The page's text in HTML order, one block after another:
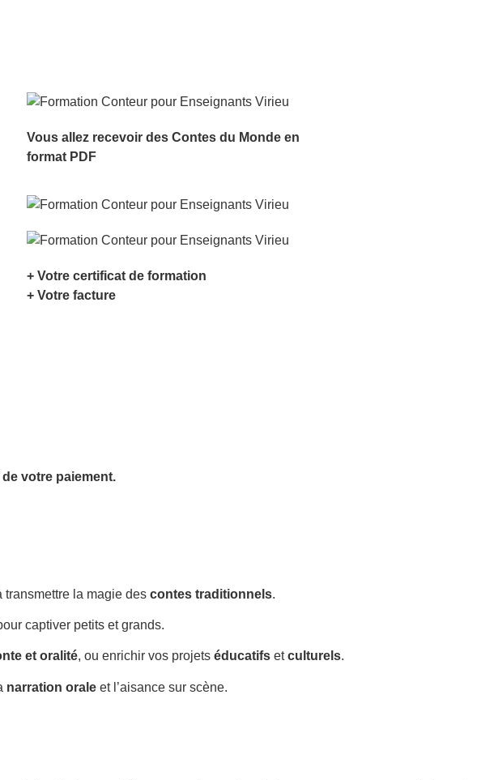
Vous allez recevoir des Contes du Monde en
format PDF
+ Votre certificat de formation
+ Votre facture
votre paiement.
transmettre la magie des contes traditionnels.
captiver petits et grands.
et oralité, ou enrichir vos projets éducatifs etculturels.
narration orale et l’aisance sur scène.